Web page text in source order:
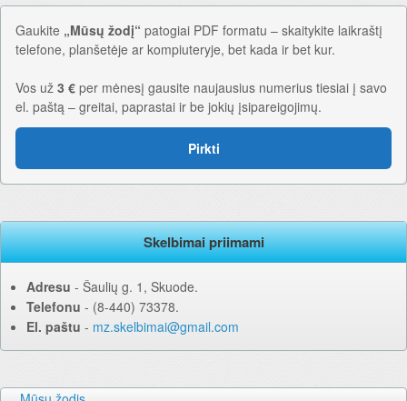
Gaukite „Mūsų žodį“ patogiai PDF formatu – skaitykite laikraštį
telefone, planšetėje ar kompiuteryje, bet kada ir bet kur.
Vos už 3 € per mėnesį gausite naujausius numerius tiesiai į savo
el. paštą – greitai, paprastai ir be jokių įsipareigojimų.
Pirkti
Skelbimai priimami
Adresu ‐ Šaulių g. 1, Skuode.
Telefonu ‐ (8-440) 73378.
El. paštu ‐ mz.skelbimai@gmail.com